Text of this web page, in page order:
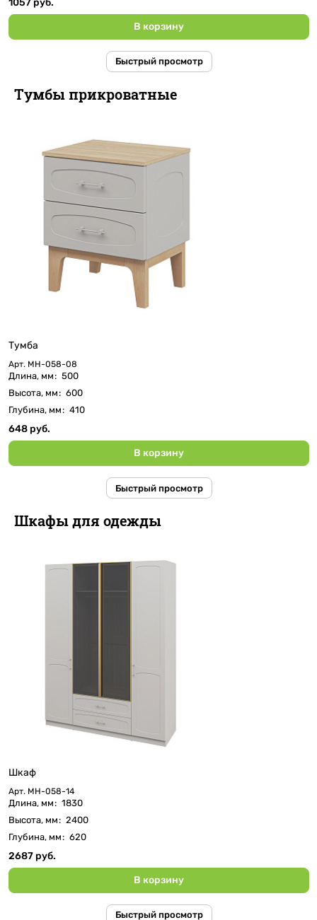
В корзину
Быстрый просмотр
Тумбы прикроватные
Тумба
Арт. МН-058-08
Длина, мм: 500
Высота, мм: 600
Глубина, мм: 410
648 руб.
В корзину
Быстрый просмотр
Шкафы для одежды
Шкаф
Арт. МН-058-14
Длина, мм: 1830
Высота, мм: 2400
Глубина, мм: 620
2687 руб.
В корзину
Быстрый просмотр